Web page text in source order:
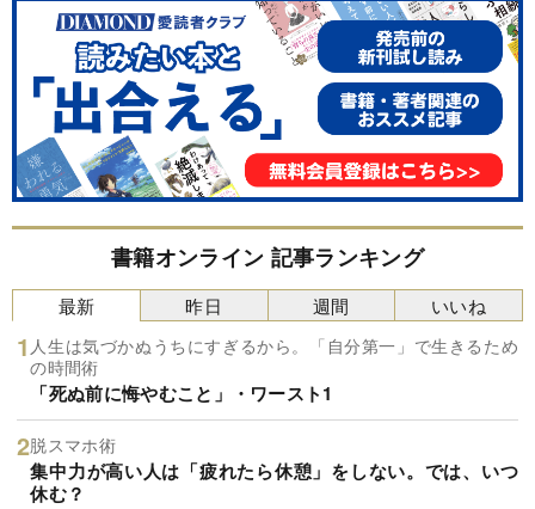
書籍オンライン 記事ランキング
最新
人生は気づかぬうちにすぎるから。「自分第一」で生きるため
の時間術
「死ぬ前に悔やむこと」・ワースト1
脱スマホ術
集中力が高い人は「疲れたら休憩」をしない。では、いつ
休む？
昨日 週間 いいね